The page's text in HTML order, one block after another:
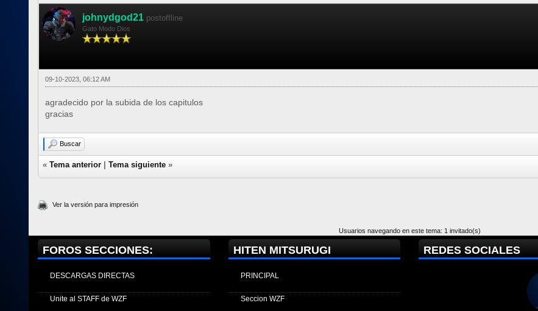
johnydgod21 postoffline
Gato Modo Dios
09-10-2023, 06:12 AM
agradecido por la subida de los capitulos
gracias
Buscar
« Tema anterior Tema siguiente »
Ver la versión para impresión
Usuarios navegando en este tema: 1 invitado(s)
FOROS SECCIONES:
DESCARGAS DIRECTAS
Unite al STAFF de WZF
HITEN MITSURUGI
PRINCIPAL
Seccion WZF
REDES SOCIALES